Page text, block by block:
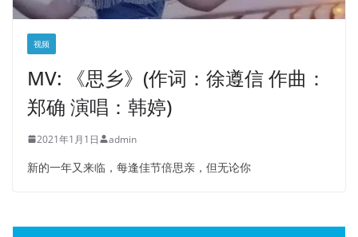
视频
MV: 《思乡》(作词：徐遵信 作曲：
郑确 演唱：韩婷)
2021年1月1日 admin
新的一年又来临，每逢佳节倍思亲，但无论你